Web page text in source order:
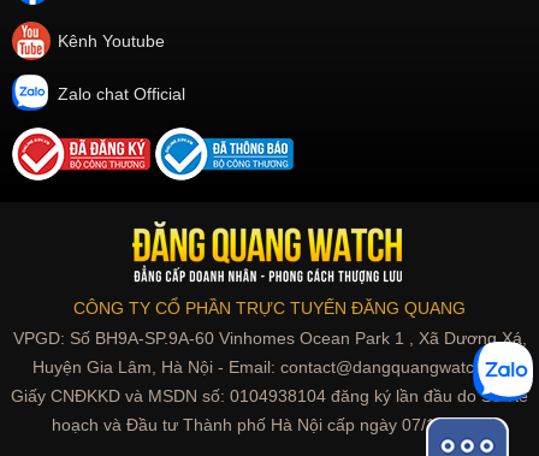
Kênh Youtube
Zalo chat Official
CÔNG TY CỔ PHẦN TRỰC TUYẾN ĐĂNG QUANG
VPGD: Số BH9A-SP.9A-60 Vinhomes Ocean Park 1 , Xã Dương Xá,
Huyện Gia Lâm, Hà Nội - Email: contact@dangquangwatch.vn
Giấy CNĐKKD và MSDN số: 0104938104 đăng ký lần đầu do Sở Kế
hoạch và Đầu tư Thành phố Hà Nội cấp ngày 07/10/2010